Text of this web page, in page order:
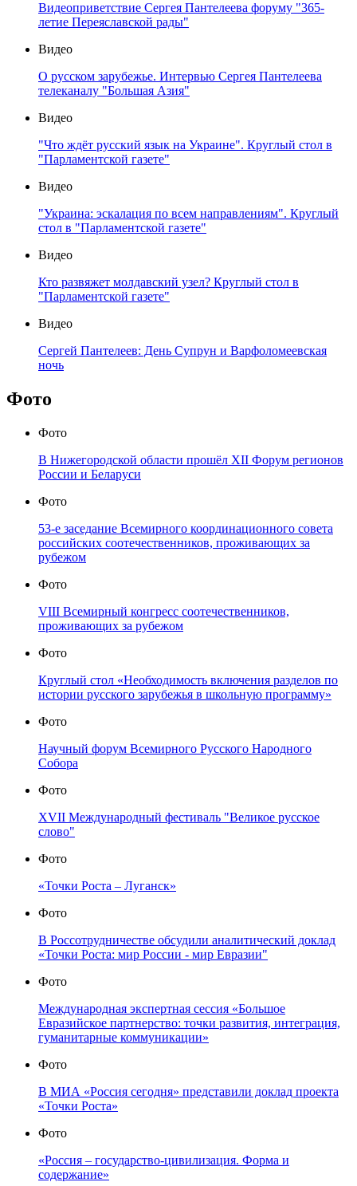
Видеоприветствие Сергея Пантелеева форуму "365-
летие Переяславской рады"
Видео
О русском зарубежье. Интервью Сергея Пантелеева
телеканалу "Большая Азия"
Видео
"Что ждёт русский язык на Украине". Круглый стол в
"Парламентской газете"
Видео
"Украина: эскалация по всем направлениям". Круглый
стол в "Парламентской газете"
Видео
Кто развяжет молдавский узел? Круглый стол в
"Парламентской газете"
Видео
Сергей Пантелеев: День Супрун и Варфоломеевская
ночь
Фото
Фото
В Нижегородской области прошёл XII Форум регионов
России и Беларуси
Фото
53-е заседание Всемирного координационного совета
российских соотечественников, проживающих за
рубежом
Фото
VIII Всемирный конгресс соотечественников,
проживающих за рубежом
Фото
Круглый стол «Необходимость включения разделов по
истории русского зарубежья в школьную программу»
Фото
Научный форум Всемирного Русского Народного
Собора
Фото
XVII Международный фестиваль "Великое русское
слово"
Фото
«Точки Роста – Луганск»
Фото
В Россотрудничестве обсудили аналитический доклад
«Точки Роста: мир России - мир Евразии"
Фото
Международная экспертная сессия «Большое
Евразийское партнерство: точки развития, интеграция,
гуманитарные коммуникации»
Фото
В МИА «Россия сегодня» представили доклад проекта
«Точки Роста»
Фото
«Россия – государство-цивилизация. Форма и
содержание»